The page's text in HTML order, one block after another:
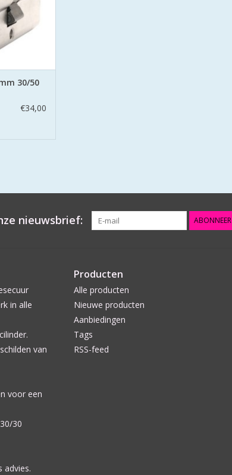
30/50
€34,00
nieuwsbrief: ABONNEER
in alle
van
voor een
30
advies.
Producten
Alle producten
Nieuwe producten
Aanbiedingen
Tags
RSS-feed